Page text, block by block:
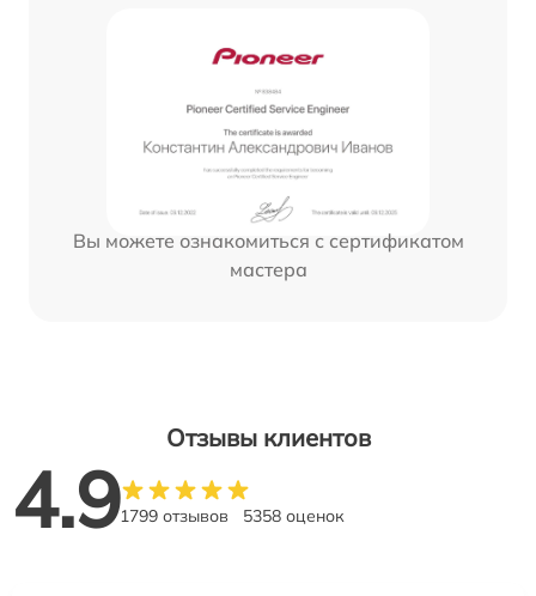
Вы можете ознакомиться с сертификатом
мастера
Отзывы клиентов
4.91799 отзывов 5358 оценок